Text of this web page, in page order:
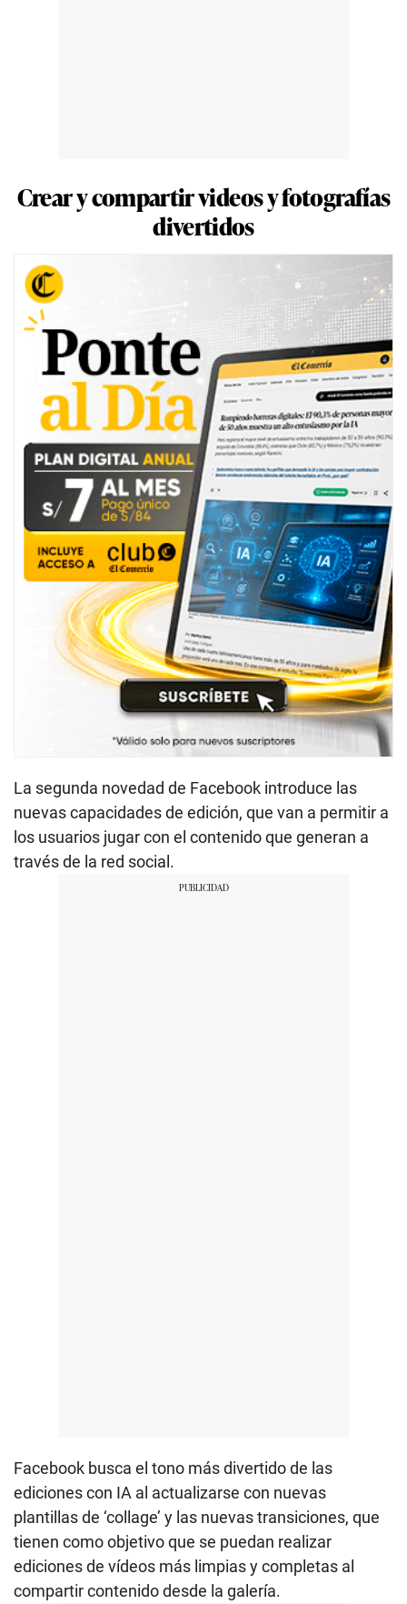
Crear y compartir videos y fotografías
divertidos
La segunda novedad de Facebook introduce las
nuevas capacidades de edición, que van a permitir a
los usuarios jugar con el contenido que generan a
través de la red social.
Facebook busca el tono más divertido de las
ediciones con IA al actualizarse con nuevas
plantillas de ‘collage’ y las nuevas transiciones, que
tienen como objetivo que se puedan realizar
ediciones de vídeos más limpias y completas al
compartir contenido desde la galería.